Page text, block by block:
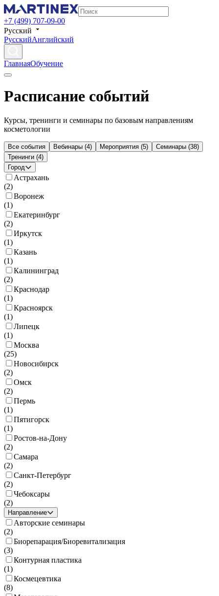
+7 (499) 707-09-00
Русский
РусскийАнглийский
ГлавнаяОбучение
Расписание событий
Курсы, тренинги и семинары по базовым направлениям
косметологии
Все события Вебинары (4) Мероприятия (5) Семинары (38)
Тренинги (4)
Город
Астрахань
(2)
Воронеж
(1)
Екатеринбург
(2)
Иркутск
(1)
Казань
(1)
Калининград
(2)
Краснодар
(1)
Красноярск
(1)
Липецк
(1)
Москва
(25)
Новосибирск
(2)
Омск
(2)
Пермь
(1)
Пятигорск
(1)
Ростов-на-Дону
(2)
Самара
(2)
Санкт-Петербург
(2)
Чебоксары
(2)
Направление
Авторские семинары
(2)
Биорепарация/Биоревитализация
(3)
Контурная пластика
(1)
Космецевтика
(8)